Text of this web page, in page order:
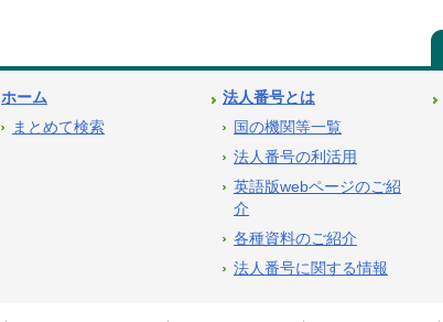
ホーム
まとめて検索
法人番号とは
国の機関等一覧
法人番号の利活用
英語版webページのご紹
介
各種資料のご紹介
法人番号に関する情報